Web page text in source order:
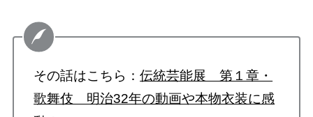
その話はこちら：伝統芸能展 第１章・
歌舞伎 明治32年の動画や本物衣装に感